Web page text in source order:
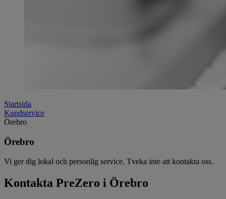
Startsida
Kundservice
Örebro
Örebro
Vi ger dig lokal och personlig service. Tveka inte att kontakta oss.
Kontakta PreZero i Örebro